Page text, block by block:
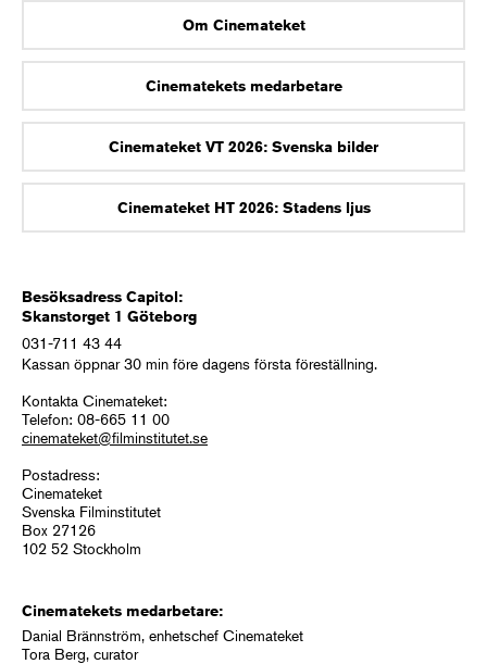
Om Cinemateket
Cinematekets medarbetare
Cinemateket VT 2026: Svenska bilder
Cinemateket HT 2026: Stadens ljus
Besöksadress Capitol:
Skanstorget 1 Göteborg
031-711 43 44
Kassan öppnar 30 min före dagens första föreställning.
Kontakta Cinemateket:
Telefon: 08-665 11 00
cinemateket@filminstitutet.se
Postadress:
Cinemateket
Svenska Filminstitutet
Box 27126
102 52 Stockholm
Cinematekets medarbetare:
Danial Brännström, enhetschef Cinemateket
Tora Berg, curator